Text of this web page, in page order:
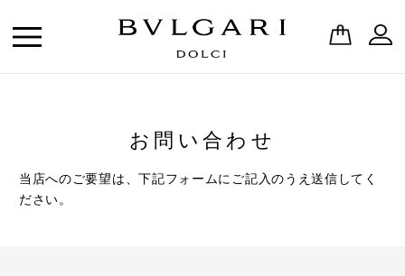
お問い合わせ
当店へのご要望は、下記フォームにご記入のうえ送信してく
ださい。